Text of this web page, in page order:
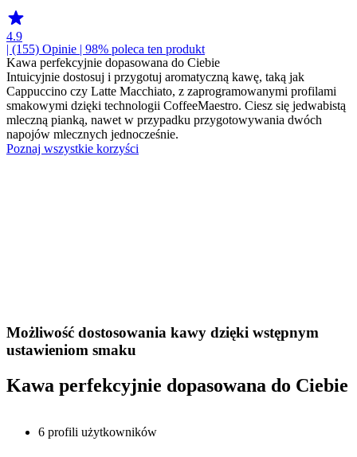
4.9
| (155) Opinie | 98% poleca ten produkt
Kawa perfekcyjnie dopasowana do Ciebie
Intuicyjnie dostosuj i przygotuj aromatyczną kawę, taką jak
Cappuccino czy Latte Macchiato, z zaprogramowanymi profilami
smakowymi dzięki technologii CoffeeMaestro. Ciesz się jedwabistą
mleczną pianką, nawet w przypadku przygotowywania dwóch
napojów mlecznych jednocześnie.
Poznaj wszystkie korzyści
Możliwość dostosowania kawy dzięki wstępnym
ustawieniom smaku
Kawa perfekcyjnie dopasowana do Ciebie
6 profili użytkowników